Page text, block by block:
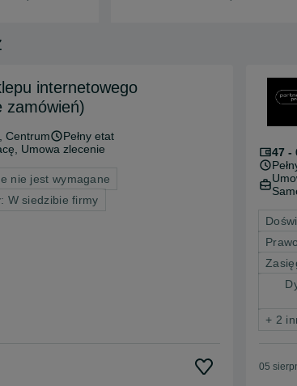
internetowego
zamówień)
, Centrum
Pełny etat
Umowa zlecenie
nie jest wymagane
W siedzibie firmy
47 -
+ 2
05